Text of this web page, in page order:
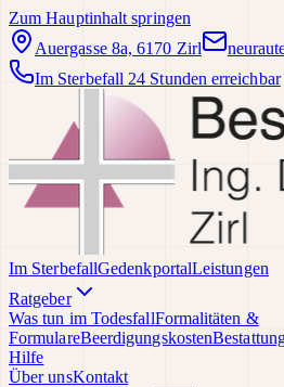
Zum Hauptinhalt springen
Auergasse 8a, 6170 Zirl
Im Sterbefall 24 Stunden erreichbar
Im SterbefallGedenkportalLeistungen
Ratgeber
Was tun im TodesfallFormalitäten &
FormulareBeerdigungskosten
Hilfe
Über unsKontakt